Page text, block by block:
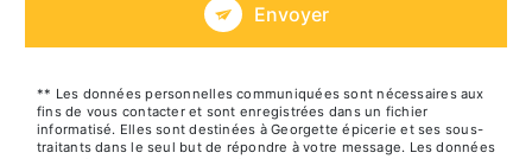
Envoyer
** Les données personnelles communiquées sont nécessaires aux
fins de vous contacter et sont enregistrées dans un fichier
informatisé. Elles sont destinées à Georgette épicerie et ses sous-
traitants dans le seul but de répondre à votre message. Les données